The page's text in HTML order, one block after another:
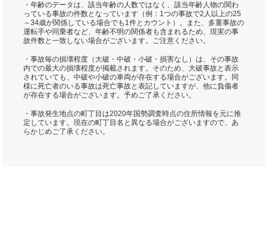
・年齢のデータは、該当年齢の人数ではなく、該当年齢人物の関わ
っている事故の件数となっています（例：1つの事故で2人以上の25
～34歳が関係している場合でも1件とカウント）。また、多重事故の
運転手や同乗者など、年齢不明の関係者も含まれるため、現実の事
故件数と一致しない場合がございます。ご注意ください。
・事故毎の損壊程度（大破・中破・小破・損害なし）は、その事故
内での最大の損壊程度が掲載されます。そのため、大破事故と表示
されていても、中破や小破の車両が存在する場合がございます。同
様に死亡者のいる事故は死亡事故と表記していますが、他に負傷者
が存在する場合がございます。予めご了承ください。
・事故発生地点の町丁目は2020年国勢調査時点の住所情報を元に推
定しています。現在の町丁目名と異なる場合がございますので、あ
らかじめご了承ください。